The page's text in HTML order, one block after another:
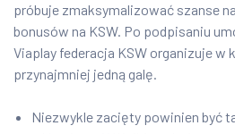
próbuje zmaksymalizować szanse
bonusów na KSW. Po podpisaniu
Viaplay federacja KSW organizuje w
przynajmniej jedną galę.
Niezwykle zacięty powinien być